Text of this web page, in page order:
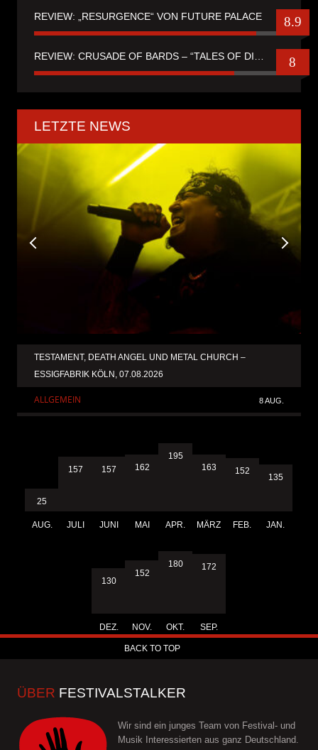
REVIEW: „RESURGENCE“ VON FUTURE PALACE 8.9
8
LETZTE NEWS
TESTAMENT, DEATH ANGEL UND METAL CHURCH –
ESSIGFABRIK KÖLN, 07.08.2026
ALLGEMEIN 8 AUG.
25
AUG.
157
JULI
157
JUNI
162
MAI
195
APR.
163
MÄRZ
152
FEB.
135
JAN.
130
DEZ.
152
NOV.
180
OKT.
172
SEP.
BACK TO TOP
ÜBER FESTIVALSTALKER
Wir sind ein junges Team von Festival- und
Musik Interessierten aus ganz Deutschland.